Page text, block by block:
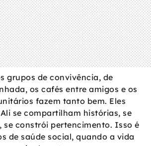
grupos de convivência, de
os cafés entre amigos e os
fazem tanto bem. Eles
se compartilham histórias, se
se constrói pertencimento. Isso é
de saúde social, quando a vida